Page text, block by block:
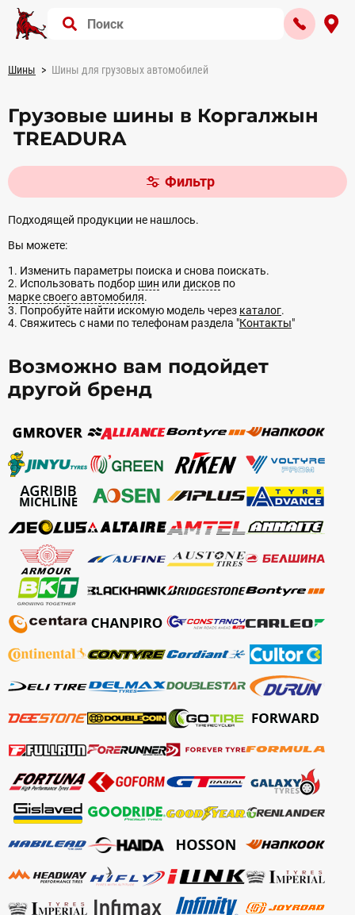
Шины Шины для грузовых автомобилей
Грузовые шины в Коргалжын
TREADURA
Фильтр
Подходящей продукции не нашлось.
Вы можете:
1. Изменить параметры поиска и снова поискать.
2. Использовать подбор шин или дисков по
марке своего автомобиля.
3. Попробуйте найти искомую модель через каталог.
4. Свяжитесь с нами по телефонам раздела "Контакты"
Возможно вам подойдет
другой бренд